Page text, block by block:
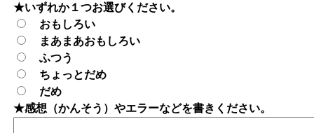
★いずれか１つお選びください。
おもしろい
まあまあおもしろい
ふつう
ちょっとだめ
だめ
★感想（かんそう）やエラーなどを書きください。